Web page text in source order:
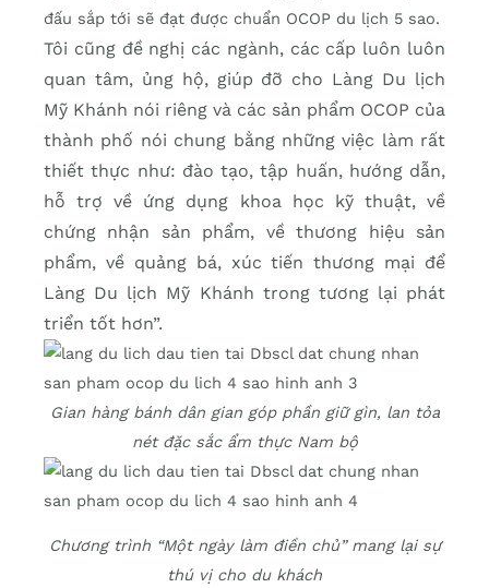
đấu sắp tới sẽ đạt được chuẩn OCOP du lịch 5 sao.
Tôi cũng đề nghị các ngành, các cấp luôn luôn
quan tâm, ủng hộ, giúp đỡ cho Làng Du lịch
Mỹ Khánh nói riêng và các sản phẩm OCOP của
thành phố nói chung bằng những việc làm rất
thiết thực như: đào tạo, tập huấn, hướng dẫn,
hỗ trợ về ứng dụng khoa học kỹ thuật, về
chứng nhận sản phẩm, về thương hiệu sản
phẩm, về quảng bá, xúc tiến thương mại để
Làng Du lịch Mỹ Khánh trong tương lại phát
triển tốt hơn”.
Gian hàng bánh dân gian góp phần giữ gìn, lan tỏa
nét đặc sắc ẩm thực Nam bộ
Chương trình “Một ngày làm điền chủ” mang lại sự
thú vị cho du khách